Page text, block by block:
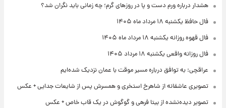
هشدار درباره ورم دست و پا در روزهای گرم؛ چه زمانی باید نگران شد؟
فال حافظ یکشنبه ۱۸ مرداد ماه ۱۴۰۵
فال قهوه روزانه یکشنبه ۱۸ مرداد ماه ۱۴۰۵
فال روزانه واقعی یکشنبه ۱۸ مرداد ۱۴۰۵
عراقچی: به توافق درباره مسیر موقت با عمان نزدیک شده‌ایم
تصویری عاشقانه از شاهرخ استخری و همسرش پس از شایعات جدایی + عکس
تصویر دیده‌نشده از بیتا فرهی و گوگوش در یک قاب خاص + عکس